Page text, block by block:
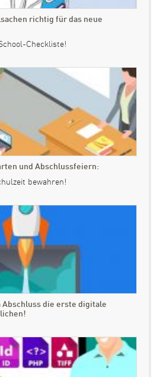
richtig für das neue
Checkliste!
und Abschlussfeiern:
bewahren!
Abschluss die erste digitale